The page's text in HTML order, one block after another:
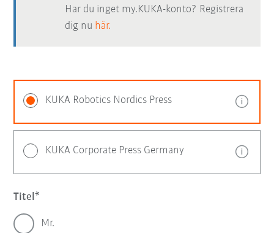
Har du inget my.KUKA-konto? Registrera
dig nu här.
KUKA Robotics Nordics Press
KUKA Corporate Press Germany
Titel
Mr.